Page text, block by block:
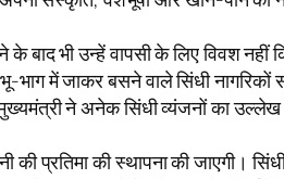
बाद भी उन्हें वापसी के लिए विवश नहीं
में जाकर बसने वाले सिंधी नागरिकों
मुख्यमंत्री ने अनेक सिंधी व्यंजनों का
प्रतिमा की स्थापना की जाएगी।